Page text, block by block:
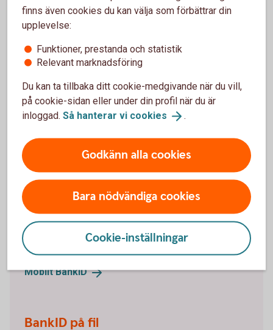
på kort?
Jag har glömt mitt lösenord. Vad ska jag göra?
Vill du beställa ett BankID
online?
Mobilt BankID
Mobilt BankID har du på din mobil. Läs om hur du
beställer Mobilt BankID och ta del av frågor och svar.
MobiltBankID
BankID på fil
finns även cookies du kan välja som förbättrar din
upplevelse:
Funktioner, prestanda och statistik
Relevant marknadsföring
Du kan ta tillbaka ditt cookie-medgivande när du vill,
på cookie-sidan eller under din profil när du är
inloggad. Så hanterar vi cookies .
Godkänn alla cookies
Bara nödvändiga cookies
Cookie-inställningar